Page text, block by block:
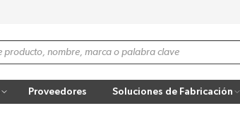
Proveedores Soluciones de Fabricación